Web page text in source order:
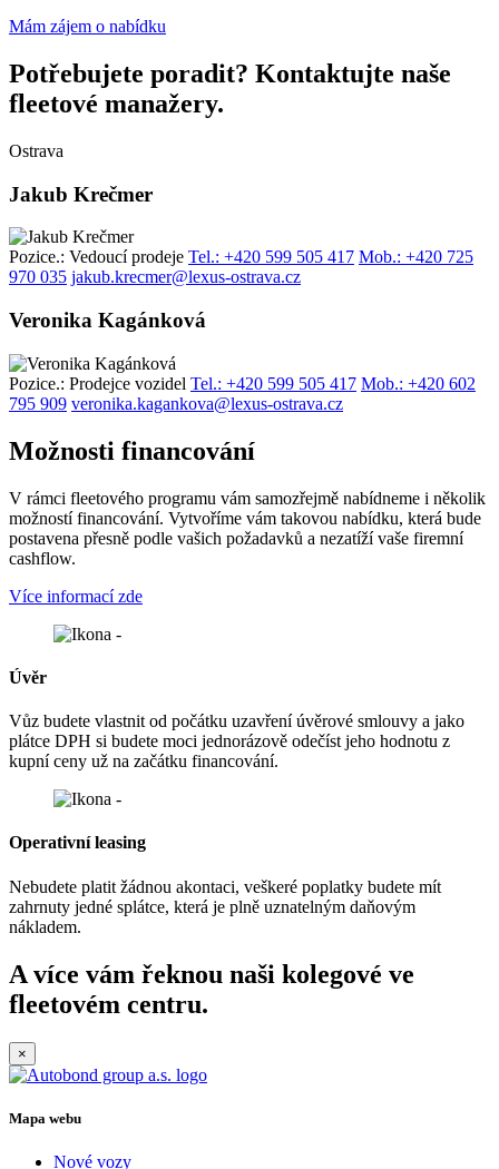
Mám zájem o nabídku
Potřebujete poradit? Kontaktujte naše
fleetové manažery.
Ostrava
Jakub Krečmer
Pozice.: Vedoucí prodeje Tel.: +420 599 505 417 Mob.: +420 725
970 035 jakub.krecmer@lexus-ostrava.cz
Veronika Kagánková
Pozice.: Prodejce vozidel Tel.: +420 599 505 417 Mob.: +420 602
795 909 veronika.kagankova@lexus-ostrava.cz
Možnosti financování
V rámci fleetového programu vám samozřejmě nabídneme i několik
možností financování. Vytvoříme vám takovou nabídku, která bude
postavena přesně podle vašich požadavků a nezatíží vaše firemní
cashflow.
Více informací zde
Úvěr
Vůz budete vlastnit od počátku uzavření úvěrové smlouvy a jako
plátce DPH si budete moci jednorázově odečíst jeho hodnotu z
kupní ceny už na začátku financování.
Operativní leasing
Nebudete platit žádnou akontaci, veškeré poplatky budete mít
zahrnuty jedné splátce, která je plně uznatelným daňovým
nákladem.
A více vám řeknou naši kolegové ve
fleetovém centru.
×
Mapa webu
Nové vozy